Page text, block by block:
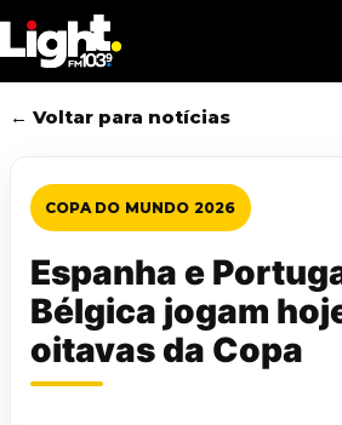
to
main
content
← Voltar para notícias
COPA DO MUNDO 2026
Espanha e
Bélgica jogam
oitavas da Copa